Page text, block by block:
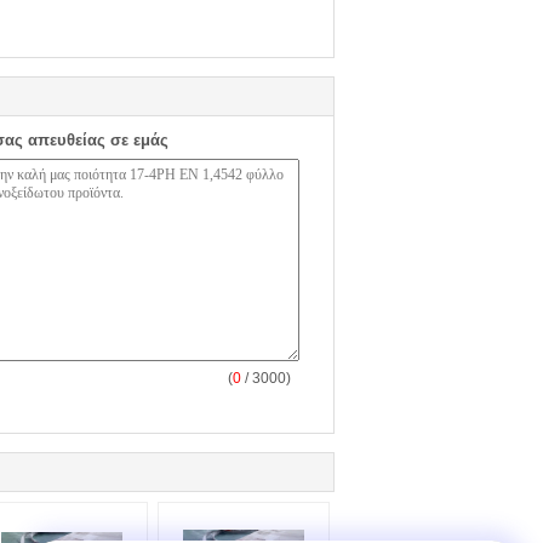
απευθείας σε εμάς
(0 / 3000)